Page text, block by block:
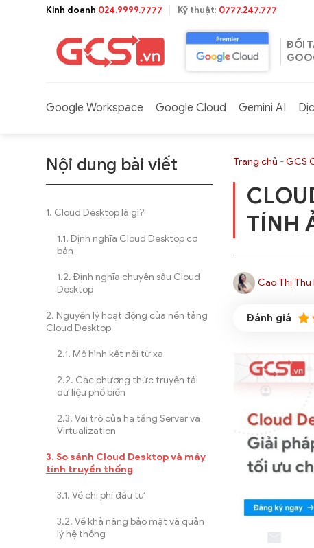
Kinh doanh:024.9999.7777 Kỹ thuật: 0777.247.777
ĐỐI
Google Workspace Google Cloud Gemini AI
Nội dung bài viết
Cloud Desktop là gì?
Định nghĩa Cloud Desktop cơ
bản
Định nghĩa chuyên sâu Cloud
Desktop
Nguyên lý hoạt động của nền tảng
Cloud Desktop
Mô hình kết nối từ xa
Các phương thức truyền tải
dữ liệu phổ biến
Vai trò của hạ tầng Server và
Virtualization
So sánh Cloud Desktop và máy
tính truyền thống
Về chi phí đầu tư
Về khả năng bảo mật và quản
lý hệ thống
Trang chủ -GCS
TÍNH
Cao Thị Thu